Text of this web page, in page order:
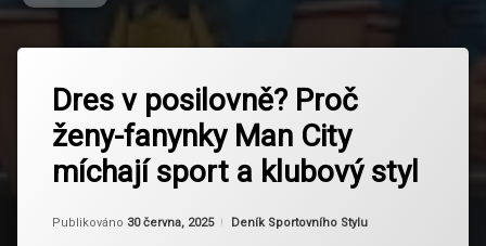
Dres v posilovně? Proč
ženy-fanynky Man City
míchají sport a klubový styl
Publikováno 30 června, 2025
Od Ruby
Kategorie:
Deník Sportovního Stylu
City
Girls
Cityzens
Dres V
komentář
na
Dres
v
posilovně?
Proč
fanynky